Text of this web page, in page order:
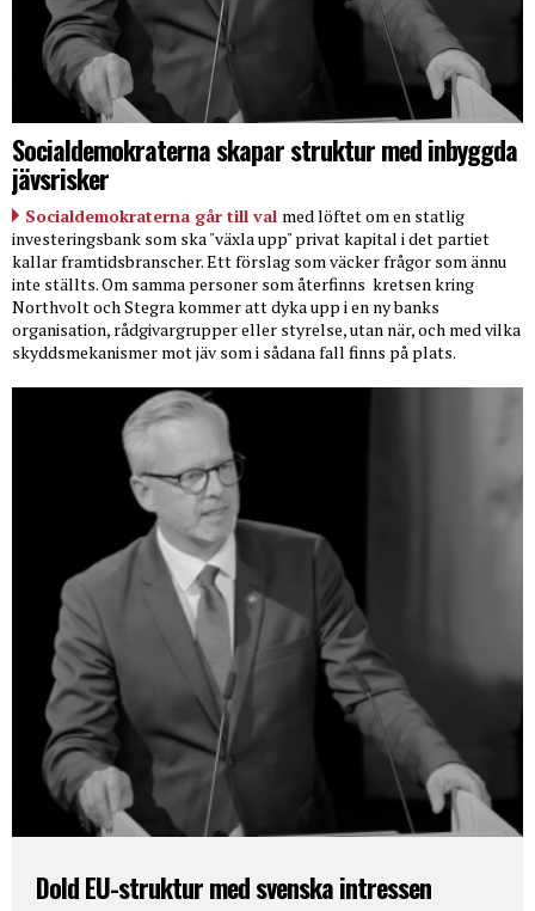
Socialdemokraterna skapar struktur med inbyggda
jävsrisker
Socialdemokraterna går till val med löftet om en statlig
investeringsbank som ska "växla upp" privat kapital i det partiet
kallar framtidsbranscher. Ett förslag som väcker frågor som ännu
inte ställts. Om samma personer som återfinns kretsen kring
Northvolt och Stegra kommer att dyka upp i en ny banks
organisation, rådgivargrupper eller styrelse, utan när, och med vilka
skyddsmekanismer mot jäv som i sådana fall finns på plats.
Dold EU-struktur med svenska intressen